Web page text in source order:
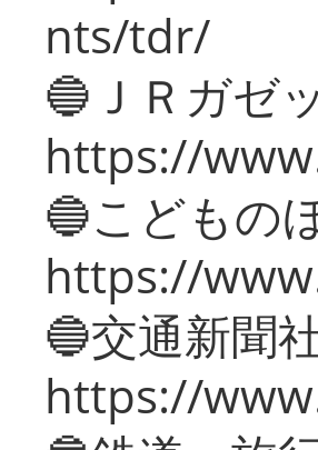
nts/tdr/
🔵ＪＲガゼ
https://
🔵こどもの
https://
🔵交通新聞
https://